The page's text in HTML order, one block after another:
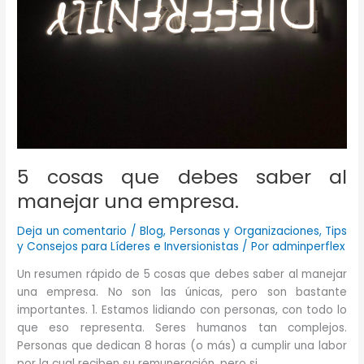
5 cosas que debes saber al
manejar una empresa.
Deja un comentario /Blog, Personas y Organizaciones, Tips
y Consejos para Líderes e Inversionistas / Poradminperflex
Un resumen rápido de 5 cosas que debes saber al manejar
una empresa. No son las únicas, pero son bastante
importantes. 1. Estamos lidiando con personas, con todo lo
que eso representa. Seres humanos tan complejos.
Personas que dedican 8 horas (o más) a cumplir una labor